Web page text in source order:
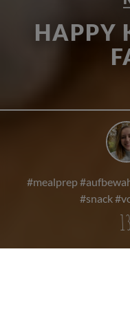
HAPPY
#mealprep
#snack